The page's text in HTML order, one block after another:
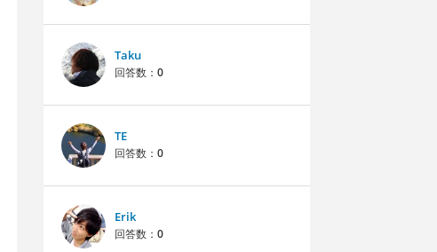
Taku
回答数： 0
TE
回答数： 0
Erik
回答数： 0